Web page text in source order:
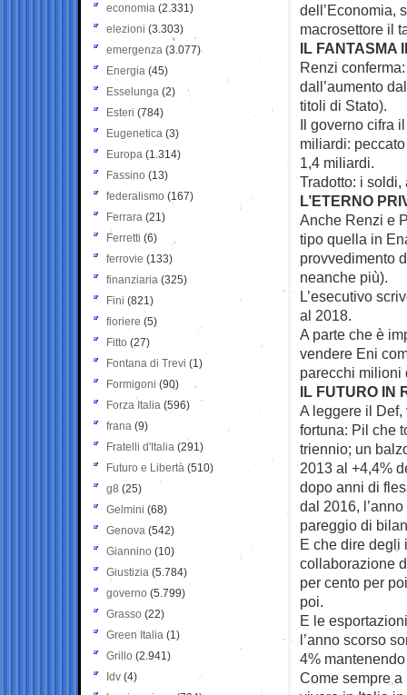
dell’Economia,
macrosettore il
IL FANTASMA
Renzi
dall’aumento
titoli di Stato).
Il governo cifra
miliardi:
1,4 miliardi.
Tradotto: i soldi,
L’ETERNO
Anche Renzi e
tipo quella in
provvedimento
neanche più).
L’esecutivo
al 2018.
A parte che è
vendere Eni
parecchi milioni
IL FUTURO IN
A leggere il
fortuna: Pil che
triennio; un
2013 al +4,4%
dopo anni di
dal 2016,
pareggio di
E che dire degli
collaborazione
per cento per
poi.
E le
l’anno scorso
4%
Come sempre
economia (2.331)
elezioni (3.303)
emergenza (3.077)
Energia (45)
Esselunga (2)
Esteri (784)
Eugenetica (3)
Europa (1.314)
Fassino (13)
federalismo (167)
Ferrara (21)
Ferretti (6)
ferrovie (133)
finanziaria (325)
Fini (821)
fioriere (5)
Fitto (27)
Fontana di Trevi (1)
Formigoni (90)
Forza Italia (596)
frana (9)
Fratelli d'Italia (291)
Futuro e Libertà (510)
g8 (25)
Gelmini (68)
Genova (542)
Giannino (10)
Giustizia (5.784)
governo (5.799)
Grasso (22)
Green Italia (1)
Grillo (2.941)
Idv (4)